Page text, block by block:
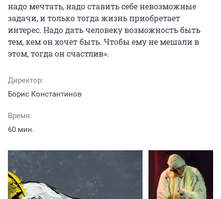
надо мечтать, надо ставить себе невозможные
задачи, и только тогда жизнь приобретает
интерес. Надо дать человеку возможность быть
тем, кем он хочет быть. Чтобы ему не мешали в
этом, тогда он счастлив».
Директор:
Борис Константинов
Время:
60 мин.